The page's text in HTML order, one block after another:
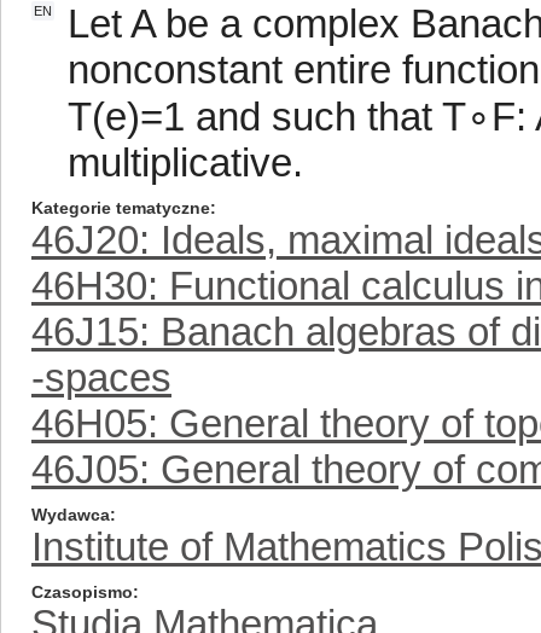
EN
Let A be a complex
nonconstant entire
T(e)=1 and such that
multiplicative.
Kategorie tematyczne
46J20: Ideals, maximal
46H30: Functional calculus
46J15: Banach algebras of
-spaces
46H05: General theory of
46J05: General theory of
Wydawca
Institute of Mathematics
Czasopismo
Studia Mathematica